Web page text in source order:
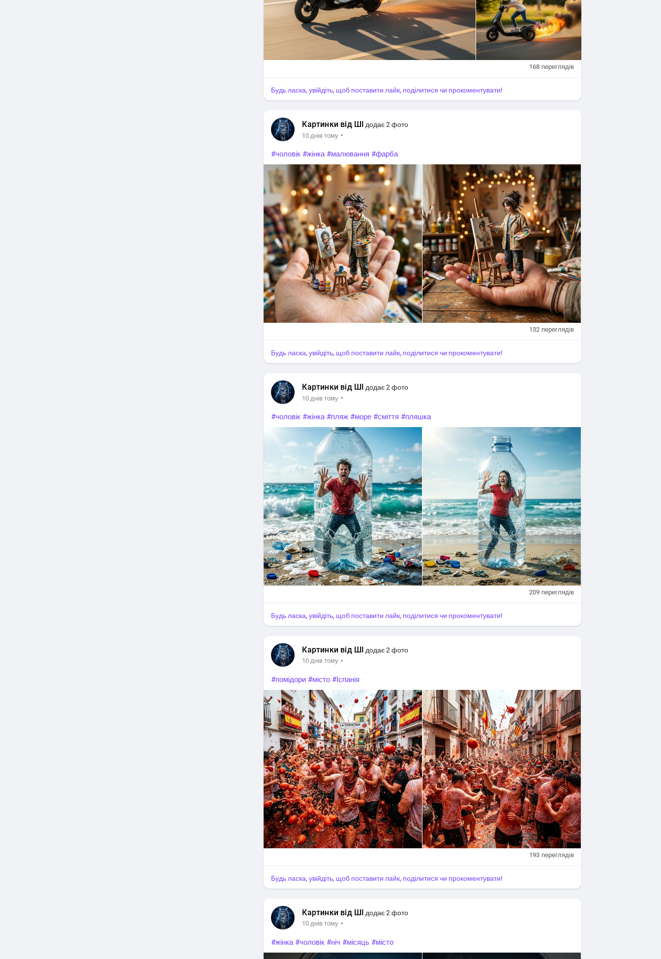
168 переглядів
Будь ласка, увійдіть, щоб поставити лайк, поділитися чи прокоментувати!
Картинки від ШІ додає 2 фото
10 днів тому ·
#чоловік #жінка #малювання #фарба
132 переглядів
Будь ласка, увійдіть, щоб поставити лайк, поділитися чи прокоментувати!
Картинки від ШІ додає 2 фото
10 днів тому ·
#чоловік #жінка #пляж #море #сміття #пляшка
209 переглядів
Будь ласка, увійдіть, щоб поставити лайк, поділитися чи прокоментувати!
Картинки від ШІ додає 2 фото
10 днів тому ·
#помідори #місто #Іспанія
193 переглядів
Будь ласка, увійдіть, щоб поставити лайк, поділитися чи прокоментувати!
Картинки від ШІ додає 2 фото
10 днів тому ·
#жінка #чоловік #ніч #місяць #місто